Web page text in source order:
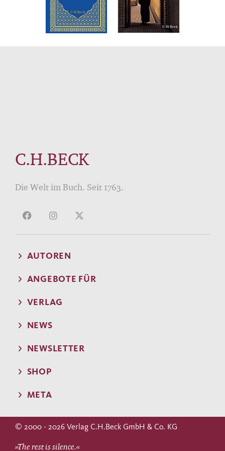
C.H.BECK
Die Welt im Buch. Seit 1763.
AUTOREN
ANGEBOTE FÜR
VERLAG
NEWS
NEWSLETTER
SHOP
META
© 2000 - 2026 Verlag C.H.Beck GmbH & Co. KG
»The rest is silence.«